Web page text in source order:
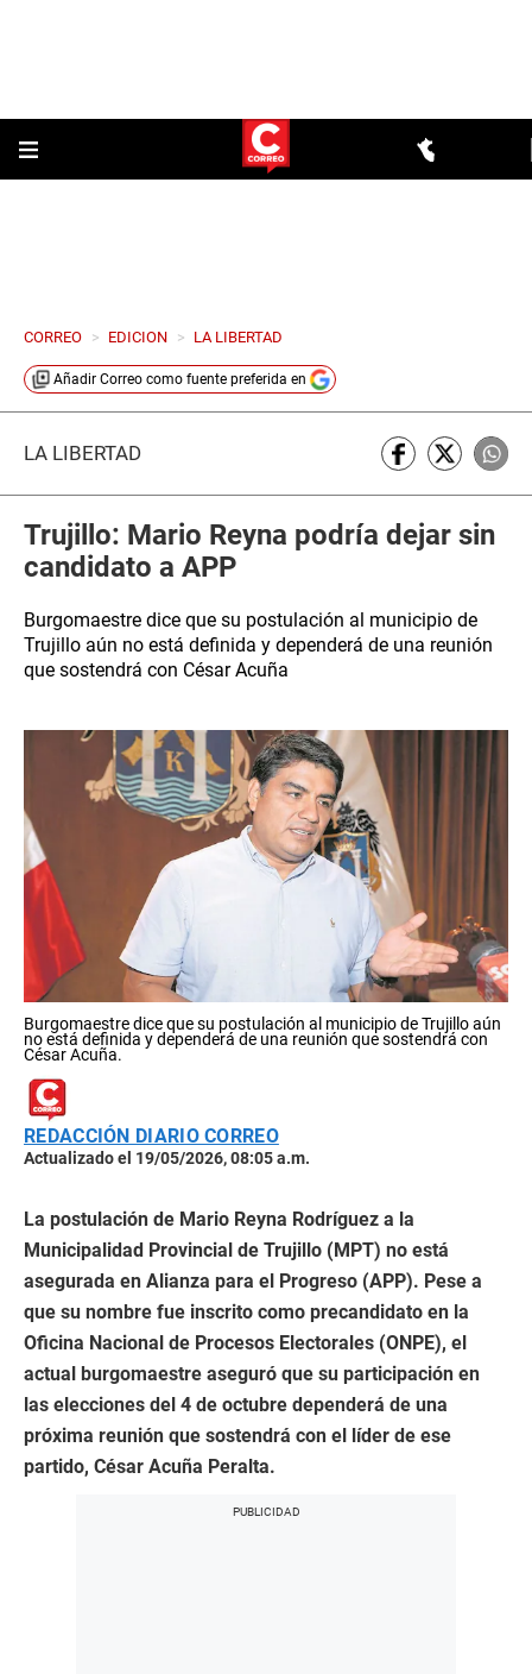
CORREO > EDICION > LA LIBERTAD
Añadir Correo como fuente preferida en
LA LIBERTAD
Trujillo: Mario Reyna podría dejar sin
candidato a APP
Burgomaestre dice que su postulación al municipio de
Trujillo aún no está definida y dependerá de una reunión
que sostendrá con César Acuña
Burgomaestre dice que su postulación al municipio de Trujillo aún
no está definida y dependerá de una reunión que sostendrá con
César Acuña.
REDACCIÓN DIARIO CORREO
Actualizado el 19/05/2026, 08:05 a.m.
La postulación de Mario Reyna Rodríguez a la
Municipalidad Provincial de Trujillo (MPT) no está
asegurada en Alianza para el Progreso (APP). Pese a
que su nombre fue inscrito como precandidato en la
Oficina Nacional de Procesos Electorales (ONPE), el
actual burgomaestre aseguró que su participación en
las elecciones del 4 de octubre dependerá de una
próxima reunión que sostendrá con el líder de ese
partido, César Acuña Peralta.